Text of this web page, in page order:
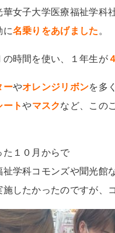
女子大学医療福祉学科
に名乗りをあげました。
時間を使い、１年生が
ーやオレンジリボンを多
ートやマスクなど、この
１０月からで
学科コモンズや聞光館
施したかったのですが、